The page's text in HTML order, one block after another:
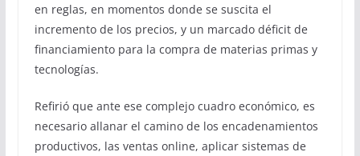
en reglas, en momentos donde se suscita el
incremento de los precios, y un marcado déficit de
financiamiento para la compra de materias primas y
tecnologías.
Refirió que ante ese complejo cuadro económico, es
necesario allanar el camino de los encadenamientos
productivos, las ventas online, aplicar sistemas de